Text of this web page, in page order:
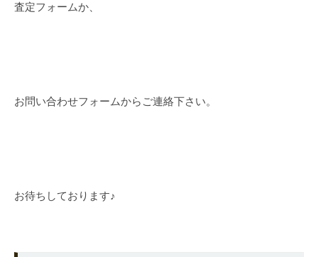
査定フォームか、
お問い合わせフォームからご連絡下さい。
お待ちしております♪